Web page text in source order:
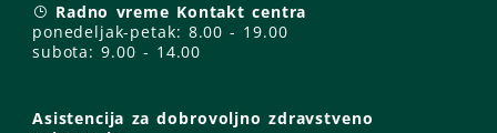
Radno vreme Kontakt centra
ponedeljak-petak: 8.00 - 19.00
subota: 9.00 - 14.00
Asistencija za dobrovoljno zdravstveno